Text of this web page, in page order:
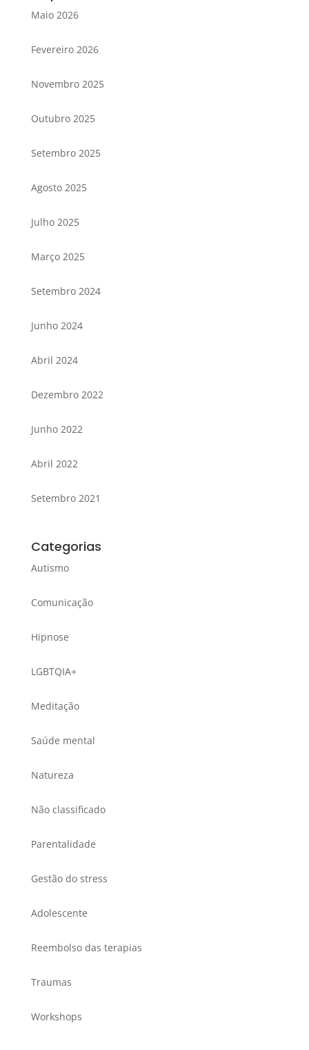
Maio 2026
Fevereiro 2026
Novembro 2025
Outubro 2025
Setembro 2025
Agosto 2025
Julho 2025
Março 2025
Setembro 2024
Junho 2024
Abril 2024
Dezembro 2022
Junho 2022
Abril 2022
Setembro 2021
Categorias
Autismo
Comunicação
Hipnose
LGBTQIA+
Meditação
Saúde mental
Natureza
Não classificado
Parentalidade
Gestão do stress
Adolescente
Reembolso das terapias
Traumas
Workshops